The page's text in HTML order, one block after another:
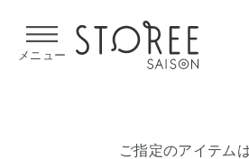
メニュー
ご指定のアイテム